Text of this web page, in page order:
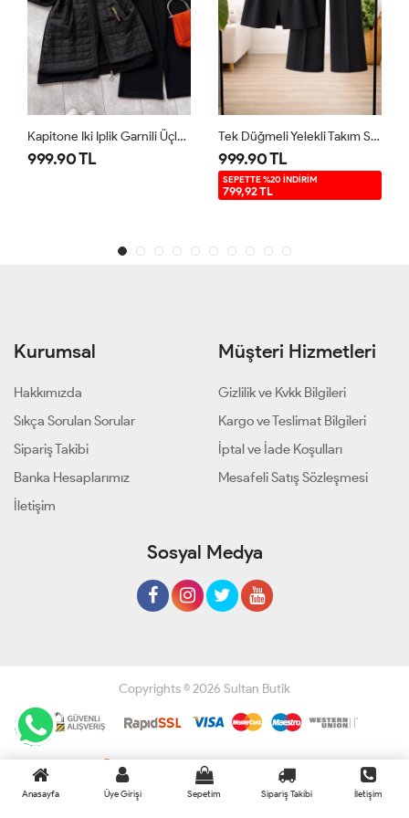
Kapitone Iki Iplik Garnili Üçlü Takım Siyah UMS5007
999.90 TL
Tek Düğmeli Yelekli Takım Siyah TB8083
999.90 TL
SEPETTE %20 İNDİRİM
799,92 TL
Kurumsal
Hakkımızda
Sıkça Sorulan Sorular
Sipariş Takibi
Banka Hesaplarımız
İletişim
Müşteri Hizmetleri
Gizlilik ve Kvkk Bilgileri
Kargo ve Teslimat Bilgileri
İptal ve İade Koşulları
Mesafeli Satış Sözleşmesi
Sosyal Medya
Copyrights © 2026 Sultan Butik
Geliştir - powered by innovation
Anasayfa Üye Girişi Sepetim Sipariş Takibi İletişim